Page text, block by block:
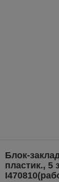
Блок-
пластик., 5